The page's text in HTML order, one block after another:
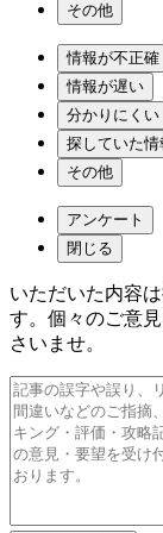
その他
情報が不正確
情報が遅い
分かりにくい
探していた
その他
アンケート
閉じる
いただいた内容
す。個々のご意
さいませ。